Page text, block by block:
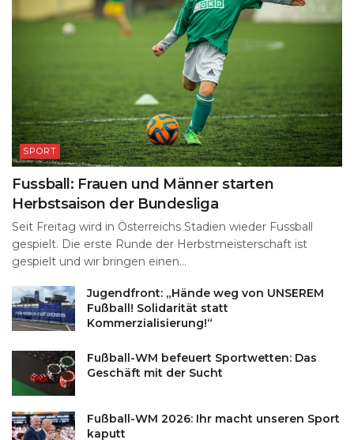
SPORT
Fussball: Frauen und Männer starten
Herbstsaison der Bundesliga
Seit Freitag wird in Österreichs Stadien wieder Fussball
gespielt. Die erste Runde der Herbstmeisterschaft ist
gespielt und wir bringen einen...
Jugendfront: „Hände weg von UNSEREM
Fußball! Solidarität statt
Kommerzialisierung!“
Fußball-WM befeuert Sportwetten: Das
Geschäft mit der Sucht
Fußball-WM 2026: Ihr macht unseren Sport
kaputt